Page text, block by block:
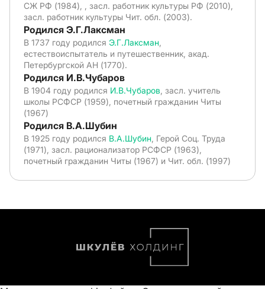
СЖ РФ (1984), , засл. работник культуры РФ (2010),
засл. работник культуры Чит. обл. (2003).
Родился Э.Г.Лаксман
В 1737 году родился Э.Г.Лаксман
естествоиспытатель и путешественник, акад.
Петербургской АН (1770).
Родился И.В.Чубаров
В 1904 году родился И.В.Чубаров , засл. учитель
школы РСФСР (1959), почетный гражданин Читы
(1967)
Родился В.А.Шубин
В 1925 году родился В.А.Шубин , Герой Соц. Труда
(1971), засл. рационализатор РСФСР (1963),
почетный гражданин Читы (1967) и Чит. обл. (1997)